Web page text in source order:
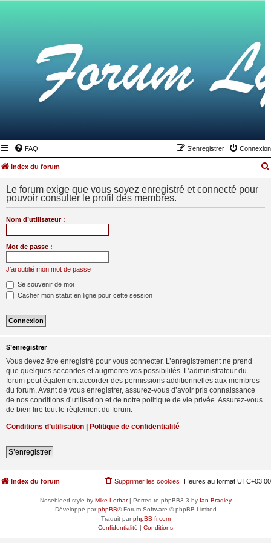
FAQ Connexion
S’enregistrer
Index du forum
Le forum exige que vous soyez enregistré et connecté pour
pouvoir consulter le profil des membres.
Nom d’utilisateur :
Mot de passe :
J’ai oublié mon mot de passe
Se souvenir de moi
Cacher mon statut en ligne pour cette session
S’enregistrer
Vous devez être enregistré pour vous connecter. L’enregistrement ne prend
que quelques secondes et augmente vos possibilités. L’administrateur du
forum peut également accorder des permissions additionnelles aux membres
du forum. Avant de vous enregistrer, assurez-vous d’avoir pris connaissance
de nos conditions d’utilisation et de notre politique de vie privée. Assurez-vous
de bien lire tout le règlement du forum.
Conditions d’utilisation | Politique de confidentialité
S’enregistrer
Index du forum Heures au format UTC+03:00
Supprimer les cookies
Nosebleed style by Mike Lothar| Ported to phpBB3.3 by Ian Bradley
Développé parphpBB® Forum Software © phpBB Limited
Traduit parphpBB-fr.com
Confidentialité | Conditions